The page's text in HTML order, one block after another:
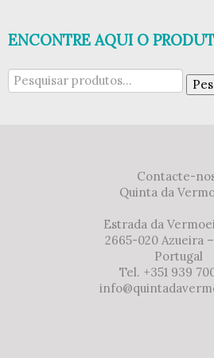
ENCONTRE AQUI O
Pesquisar
por:
Contacte-
Quinta da
Estrada da
2665-020 Azueira
Portugal
Tel. +351 939